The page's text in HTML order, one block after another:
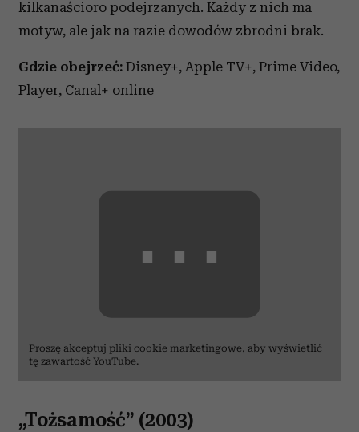
kilkanaścioro podejrzanych. Każdy z nich ma
motyw, ale jak na razie dowodów zbrodni brak.
Gdzie obejrzeć: Disney+, Apple TV+, Prime Video,
Player, Canal+ online
⋯
Proszę akceptuj pliki cookie marketingowe, aby wyświetlić
tę zawartość YouTube.
„Tożsamość” (2003)